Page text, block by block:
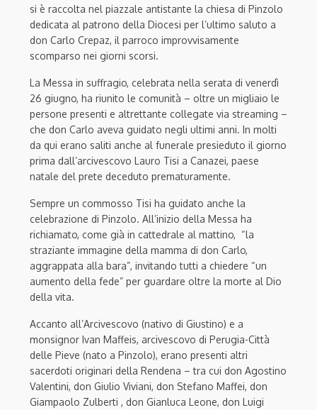
si è raccolta nel piazzale antistante la chiesa di Pinzolo
dedicata al patrono della Diocesi per l’ultimo saluto a
don Carlo Crepaz, il parroco improvvisamente
scomparso nei giorni scorsi.
La Messa in suffragio, celebrata nella serata di venerdì
26 giugno, ha riunito le comunità – oltre un migliaio le
persone presenti e altrettante collegate via streaming –
che don Carlo aveva guidato negli ultimi anni. In molti
da qui erano saliti anche al funerale presieduto il giorno
prima dall’arcivescovo Lauro Tisi a Canazei, paese
natale del prete deceduto prematuramente.
Sempre un commosso Tisi ha guidato anche la
celebrazione di Pinzolo. All’inizio della Messa ha
richiamato, come già in cattedrale al mattino, “la
straziante immagine della mamma di don Carlo,
aggrappata alla bara”, invitando tutti a chiedere “un
aumento della fede” per guardare oltre la morte al Dio
della vita.
Accanto all’Arcivescovo (nativo di Giustino) e a
monsignor Ivan Maffeis, arcivescovo di Perugia-Città
delle Pieve (nato a Pinzolo), erano presenti altri
sacerdoti originari della Rendena – tra cui don Agostino
Valentini, don Giulio Viviani, don Stefano Maffei, don
Giampaolo Zulberti , don Gianluca Leone, don Luigi